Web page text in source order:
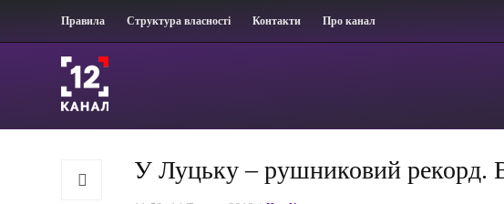
Правила Структура власності Контакти Про канал
У Луцьку – рушниковий рекорд.